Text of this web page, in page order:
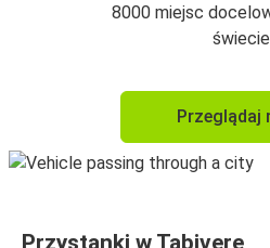
8000 miejsc
Przeglądaj
Przystanki w Tabivere